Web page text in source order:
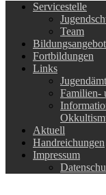
Servicestelle
Team
Fortbildungen
Links
Familien-
Aktuell
Handreichungen
Impressum